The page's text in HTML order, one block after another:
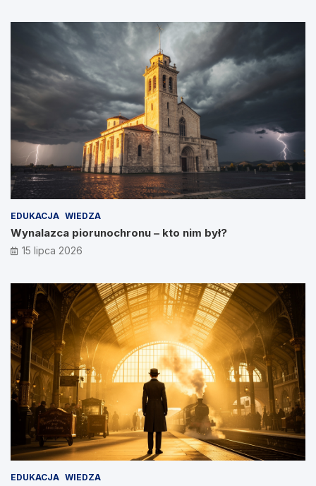
EDUKACJA WIEDZA
Wynalazca piorunochronu – kto nim był?
15 lipca 2026
EDUKACJA WIEDZA